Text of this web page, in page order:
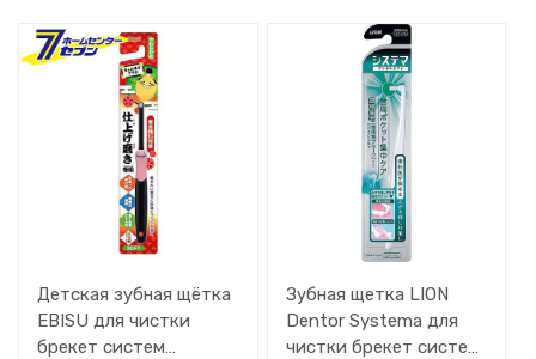
Детская зубная щётка
EBISU для чистки
брекет систем
Зубная щетка LION
Dentor Systema для
чистки брекет систем